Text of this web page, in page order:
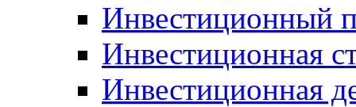
Инвестиционный
Инвестиционная
Инвестиционная